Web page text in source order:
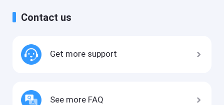
Contact us
Get more support
See more FAQ